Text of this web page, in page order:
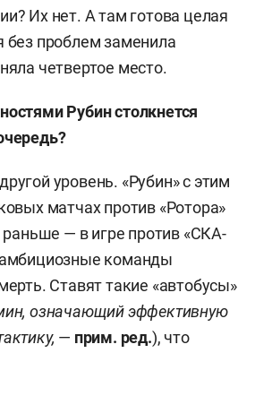
Их нет. А там готова целая
без проблем заменила
четвертое место.
Рубин столкнется
уровень. «Рубин» с этим
матчах против «Ротора»
раньше — в игре против «СКА-
команды
Ставят такие «автобусы»
означающий эффективную
— прим. ред.), что